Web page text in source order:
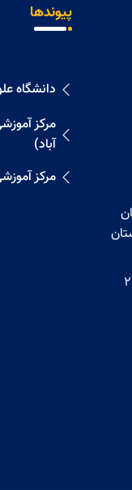
پیوندها
دانشگاه
مرکز
آباد)
مرکز